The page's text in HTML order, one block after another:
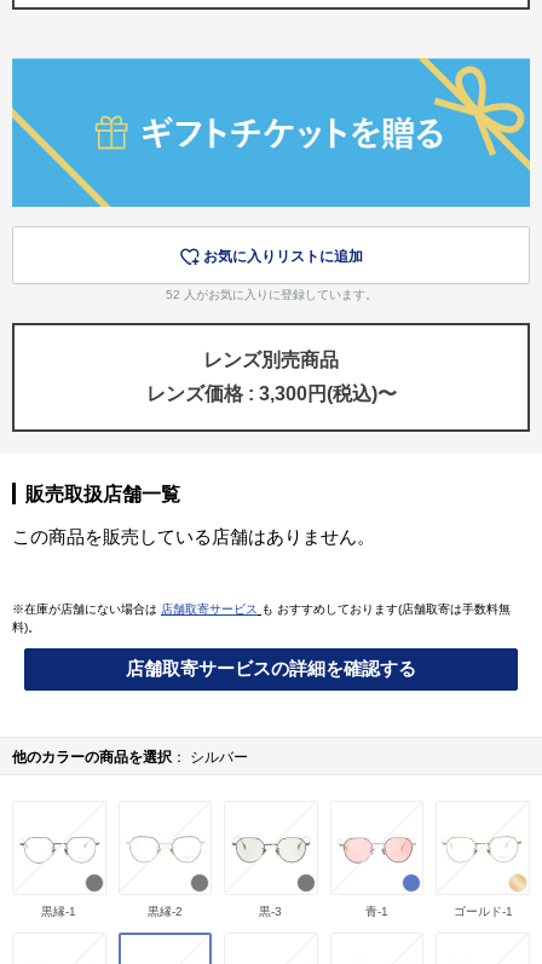
お気に入りリストに追加
52 人がお気に入りに登録しています。
レンズ別売商品
レンズ価格 : 3,300円(税込)〜
販売取扱店舗一覧
この商品を販売している店舗はありません。
※在庫が店舗にない場合は 店舗取寄サービス
も おすすめしております(店舗取寄は手数料無
料)。
店舗取寄サービスの詳細を確認する
他のカラーの商品を選択 シルバー
黒縁-1 黒縁-2 黒-3 青-1 ゴールド-1